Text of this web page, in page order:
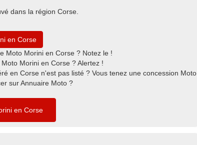
dans la région Corse.
en Corse
Moto Morini en Corse ? Notez le !
Morini en Corse ? Alertez !
en Corse n'est pas listé ? Vous tenez une concession Moto
sur Annuaire Moto ?
en Corse